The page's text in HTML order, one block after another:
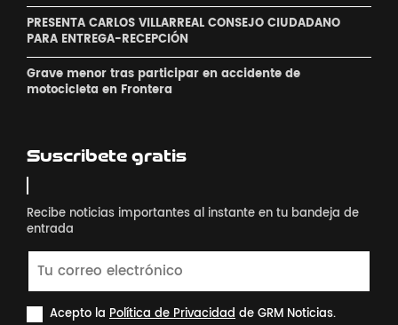
PRESENTA CARLOS VILLARREAL CONSEJO CIUDADANO
PARA ENTREGA-RECEPCIÓN
Grave menor tras participar en accidente de
motocicleta en Frontera
Suscribete gratis
Recibe noticias importantes al instante en tu bandeja de
entrada
Acepto la Política de Privacidadde GRM Noticias.